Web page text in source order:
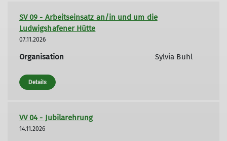
SV 09 - Arbeitseinsatz an/in und um die
Ludwigshafener Hütte
07.11.2026
Organisation Sylvia Buhl
Details
VV 04 - Jubilarehrung
14.11.2026